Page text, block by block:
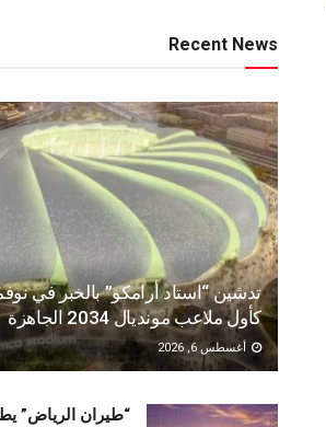
Recent News
تدشين “استاد أرامكو” بالخبر في
كأول ملاعب مونديال 2034 الجاهزة
أغسطس 6, 2026
“طيران الرياض”